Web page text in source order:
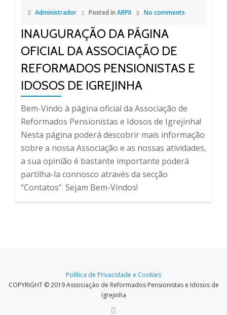
Administrador Posted in ARPII No comments
INAUGURAÇÃO DA PÁGINA
OFICIAL DA ASSOCIAÇÃO DE
REFORMADOS PENSIONISTAS E
IDOSOS DE IGREJINHA
Bem-Vindo à página oficial da Associação de
Reformados Pensionistas e Idosos de Igrejinha!
Nesta página poderá descobrir mais informação
sobre a nossa Associação e as nossas atividades,
a sua opinião é bastante importante poderá
partilha-la connosco através da secção
“Contatos”. Sejam Bem-Vindos!
Política de Privacidade e Cookies
COPYRIGHT © 2019 Associação de Reformados Pensionistas e Idosos de
Igrejinha